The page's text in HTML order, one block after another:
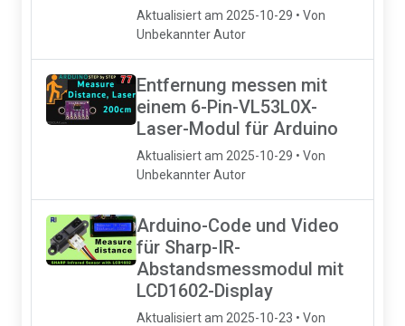
Aktualisiert am 2025-10-29 • Von
Unbekannter Autor
Entfernung messen mit
einem 6-Pin-VL53L0X-
Laser-Modul für Arduino
Aktualisiert am 2025-10-29 • Von
Unbekannter Autor
Arduino-Code und Video
für Sharp-IR-
Abstandsmessmodul mit
LCD1602-Display
Aktualisiert am 2025-10-23 • Von